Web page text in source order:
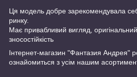
Ця модель добре зарекомендувала
ринку.
Має привабливий вигляд,
зносостійкість
Інтернет-магазин "Фантазия Андрея"
ознайомиться з усім нашим